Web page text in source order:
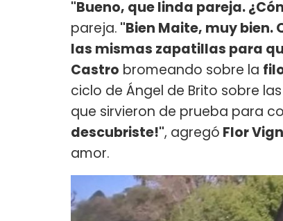
"Bueno, que linda pareja.
pareja. "Bien Maite, muy
las mismas zapatillas para
Castro bromeando sobre la
ciclo de Ángel de Brito sobre
que sirvieron de prueba para
descubriste!", agregó Flor
amor.